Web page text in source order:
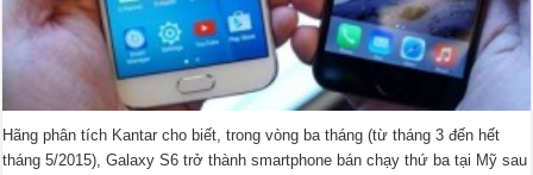
Hãng phân tích Kantar cho biết, trong vòng ba tháng (từ tháng 3 đến hết
tháng 5/2015), Galaxy S6 trở thành smartphone bán chạy thứ ba tại Mỹ sau